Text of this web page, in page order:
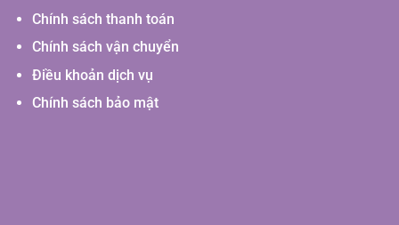
Chính sách thanh toán
Chính sách vận chuyển
Điều khoản dịch vụ
Chính sách bảo mật